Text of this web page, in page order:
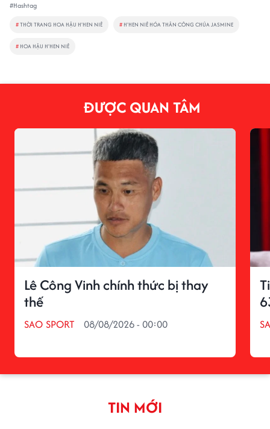
#Hashtag
#THỜI TRANG HOA HẬU H'HEN NIÊ # H'HEN NIÊ HÓA THÂN CÔNG CHÚA JASMINE
# HOA HẬU H'HEN NIÊ
ĐƯỢC QUAN TÂM
Lê Công Vinh chính thức bị thay
thế
SAO SPORT 08/08/2026 - 00:00
TIN MỚI